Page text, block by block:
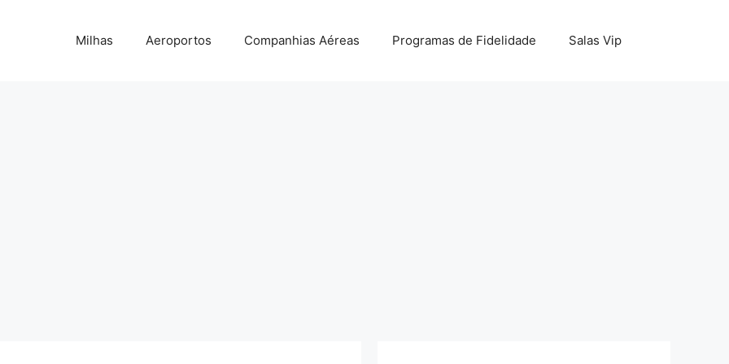
Milhas Aeroportos Companhias Aéreas Programas de Fidelidade Salas Vip